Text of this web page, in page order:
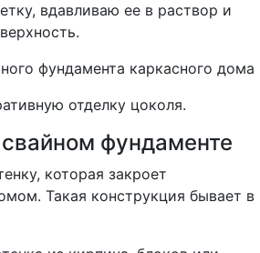
вдавливаю ее в раствор и
отделку цоколя.
фундаменте
которая закроет
Такая конструкция бывает в